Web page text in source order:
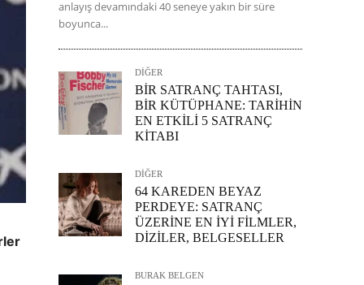
anlayış devamındaki 40 seneye yakın bir süre
boyunca...
DİĞER
BİR SATRANÇ TAHTASI,
BİR KÜTÜPHANE: TARİHİN
EN ETKİLİ 5 SATRANÇ
KİTABI
DİĞER
64 KAREDEN BEYAZ
PERDEYE: SATRANÇ
ÜZERİNE EN İYİ FİLMLER,
DİZİLER, BELGESELLER
BURAK BELGEN